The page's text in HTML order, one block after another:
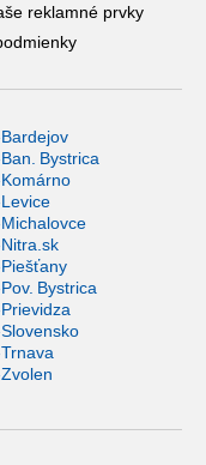
reklamné prvky
Bystrica
Bystrica